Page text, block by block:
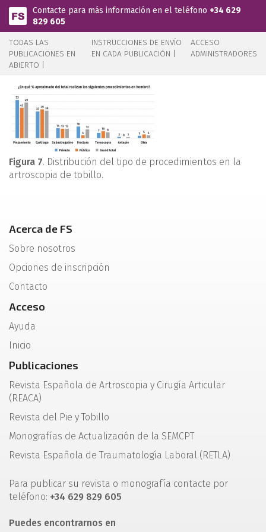
Pasar al contenido principal
Contacte para más información en el teléfono +34 629
829 605
TODAS LAS
PUBLICACIONES EN
ABIERTO |
INSTRUCCIONES DE ENVÍO
EN CADA PUBLICACIÓN |
ACCESO
ADMINISTRADORES
Figura 7. Distribución del tipo de procedimientos en la
artroscopia de tobillo.
Acerca de FS
Sobre nosotros
Opciones de inscripción
Contacto
Acceso
Ayuda
Inicio
Publicaciones
Revista Española de Artroscopia y Cirugía Articular
(REACA)
Revista del Pie y Tobillo
Monografías de Actualización de la SEMCPT
Revista Española de Traumatología Laboral (RETLA)
Para publicar su revista o monografía contacte por
teléfono: +34 629 829 605
Puedes encontrarnos en